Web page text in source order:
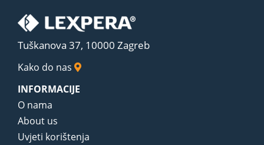
Tuškanova 37, 10000 Zagreb
Kako do nas
INFORMACIJE
O nama
About us
Uvjeti korištenja